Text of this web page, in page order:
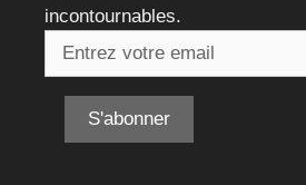
incontournables.